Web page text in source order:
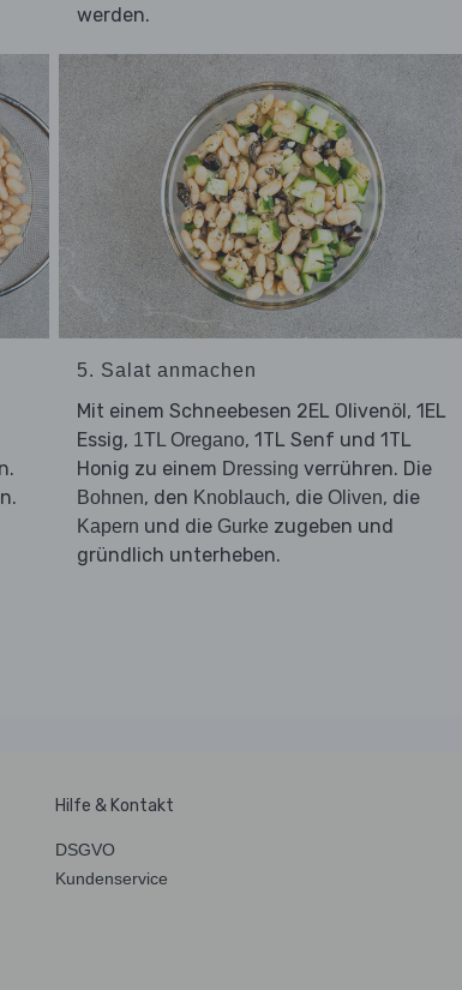
werden.
5. Salat anmachen
Mit einem Schneebesen 2EL Olivenöl, 1EL
Essig, 1TL Oregano, 1TL Senf und 1TL
Honig zu einem Dressing verrühren. Die
Bohnen, den Knoblauch, die Oliven, die
Kapern und die Gurke zugeben und
gründlich unterheben.
Hilfe & Kontakt
DSGVO
Kundenservice